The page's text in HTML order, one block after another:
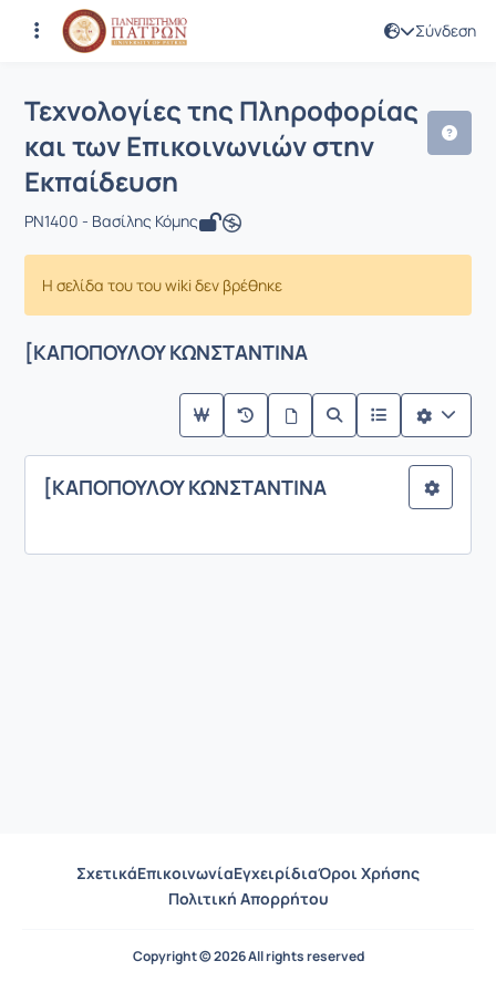
Σύνδεση
Μάθημα : Τεχνολογίες της
Κωδικός : PN1400
Τεχνολογίες της Πληροφορίας
και των Επικοινωνιών στην
Εκπαίδευση
PN1400 - Βασίλης Κόμης
Η σελίδα του του wiki δεν βρέθηκε
[ΚΑΠΟΠΟΥΛΟΥ ΚΩΝΣΤΑΝΤΙΝΑ
[ΚΑΠΟΠΟΥΛΟΥ ΚΩΝΣΤΑΝΤΙΝΑ
ΣχετικάΕπικοινωνίαΕγχειρίδιαΌροι Χρήσης
Πολιτική Απορρήτου
Copyright © 2026 All rights reserved